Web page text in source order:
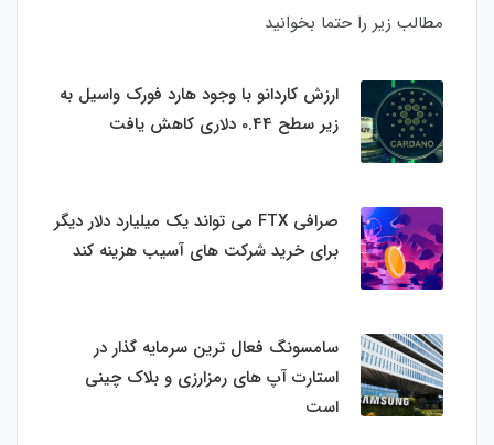
مطالب زیر را حتما بخوانید
ارزش کاردانو با وجود هارد فورک واسیل به
زیر سطح 0.44 دلاری کاهش یافت
صرافی FTX می تواند یک میلیارد دلار دیگر
برای خرید شرکت های آسیب هزینه کند
سامسونگ فعال‌ ترین سرمایه‌ گذار در
استارت‌ آپ‌ های رمزارزی و بلاک چینی
است